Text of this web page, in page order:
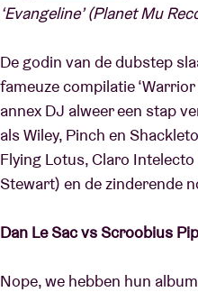
BRDCST
ABtv
Concertcheque
Over AB
Contact
‘Evangeline’ (Planet Mu
De godin van de dubstep
fameuze compilatie
annex DJ alweer een stap
als Wiley, Pinch en
Flying Lotus, Claro
Stewart) en de zinderende
Dan Le Sac vs Scroobius Pip
Nope, we hebben hun